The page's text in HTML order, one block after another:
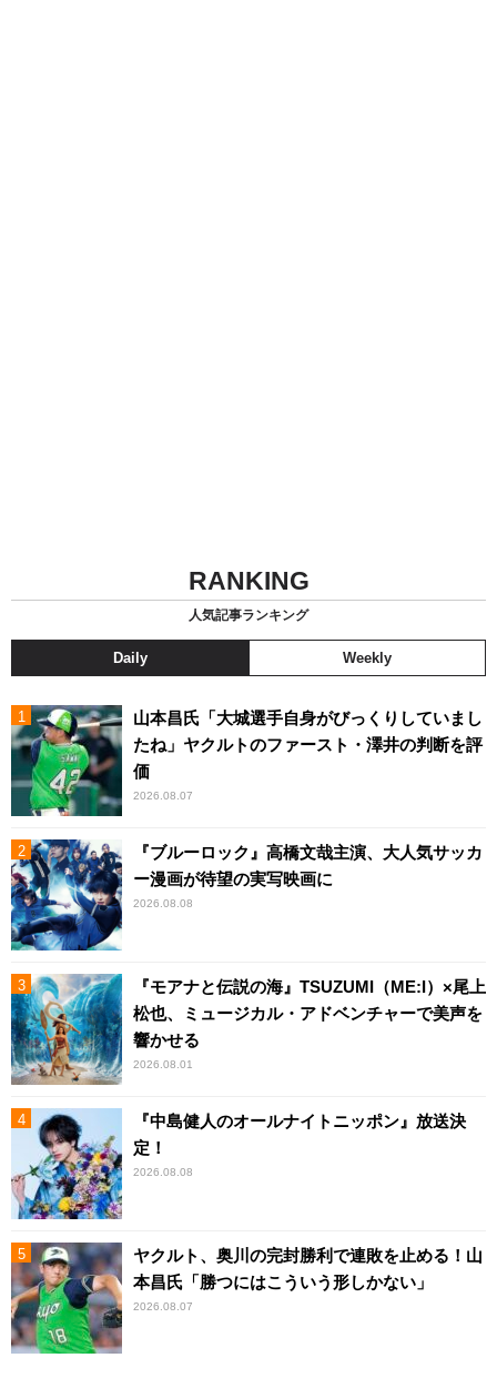
RANKING
人気記事ランキング
Daily Weekly
山本昌氏「大城選手自身がびっくりしていまし
たね」ヤクルトのファースト・澤井の判断を評
価
2026.08.07
『ブルーロック』高橋文哉主演、大人気サッカ
ー漫画が待望の実写映画に
2026.08.08
『モアナと伝説の海』TSUZUMI（ME:I）×尾上
松也、ミュージカル・アドベンチャーで美声を
響かせる
2026.08.01
『中島健人のオールナイトニッポン』放送決
定！
2026.08.08
ヤクルト、奥川の完封勝利で連敗を止める！山
本昌氏「勝つにはこういう形しかない」
2026.08.07